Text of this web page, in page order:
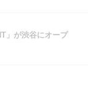
」が渋谷にオープ